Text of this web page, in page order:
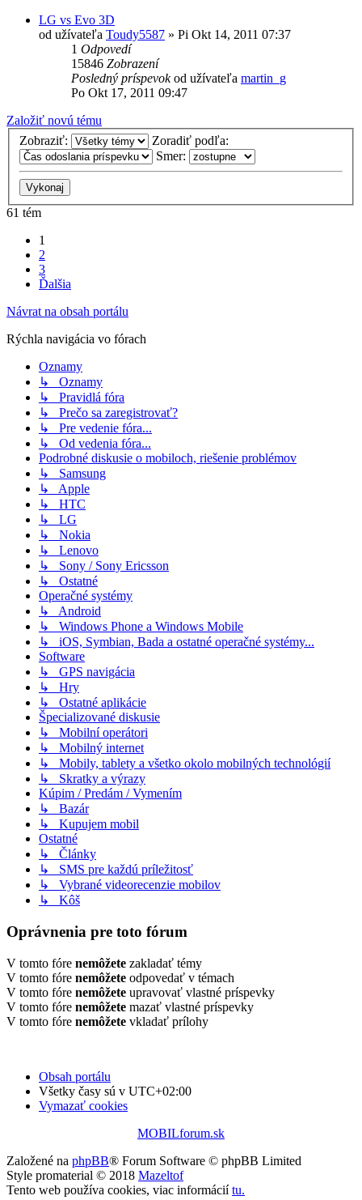
LG vs Evo 3D
od užívateľa Toudy5587 » Pi Okt 14, 2011 07:37
1 Odpovedí
15846 Zobrazení
Posledný príspevokod užívateľa martin_g
Po Okt 17, 2011 09:47
Založiť novú tému
Zobraziť:
Zoradiť podľa:
Smer:
61 tém
1
2
3
Ďalšia
Návrat na obsah portálu
Rýchla navigácia vo fórach
Oznamy
↳ Oznamy
↳ Pravidlá fóra
↳ Prečo sa zaregistrovať?
↳ Pre vedenie fóra...
↳ Od vedenia fóra...
Podrobné diskusie o mobiloch, riešenie problémov
↳ Samsung
↳ Apple
↳ HTC
↳ LG
↳ Nokia
↳ Lenovo
↳ Sony / Sony Ericsson
↳ Ostatné
Operačné systémy
↳ Android
↳ Windows Phone a Windows Mobile
↳ iOS, Symbian, Bada a ostatné operačné systémy...
Software
↳ GPS navigácia
↳ Hry
↳ Ostatné aplikácie
Špecializované diskusie
↳ Mobilní operátori
↳ Mobilný internet
↳ Mobily, tablety a všetko okolo mobilných technológií
↳ Skratky a výrazy
Kúpim / Predám / Vymením
↳ Bazár
↳ Kupujem mobil
Ostatné
↳ Články
↳ SMS pre každú príležitosť
↳ Vybrané videorecenzie mobilov
↳ Kôš
Oprávnenia pre toto fórum
V tomto fóre nemôžete zakladať témy
V tomto fóre nemôžete odpovedať v témach
V tomto fóre nemôžete upravovať vlastné príspevky
V tomto fóre nemôžete mazať vlastné príspevky
V tomto fóre nemôžete vkladať prílohy
Obsah portálu
Všetky časy sú v UTC+02:00
Vymazať cookies
MOBILforum.sk
Založené na phpBB® Forum Software © phpBB Limited
Style promaterial © 2018 Mazeltof
Tento web používa cookies, viac informáciítu.